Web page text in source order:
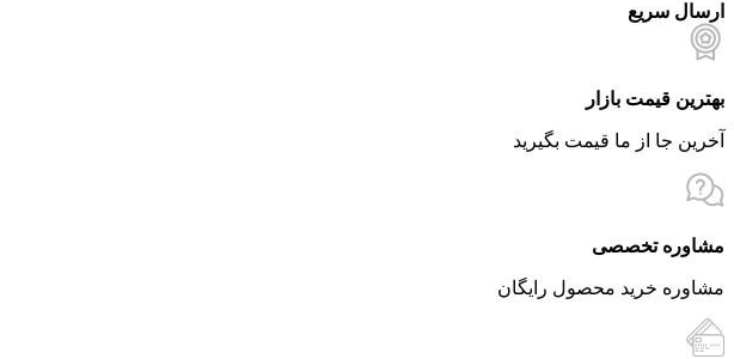
ارسال سریع
بهترین قیمت بازار
آخرین جا از ما قیمت بگیرید
مشاوره تخصصی
مشاوره خرید محصول رایگان